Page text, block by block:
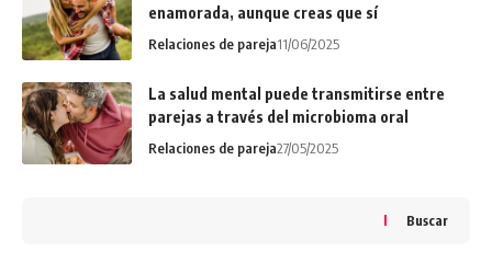
enamorada, aunque creas que sí
Relaciones de pareja11/06/2025
La salud mental puede transmitirse entre
parejas a través del microbioma oral
Relaciones de pareja27/05/2025
Buscar